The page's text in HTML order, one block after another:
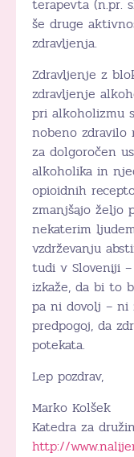
terapevta (n.pr.
še druge
zdravljenja.
Zdravljenje z
zdravljenje
pri alkoholizmu
nobeno zdravilo
za dolgoročen
alkoholika in
opioidnih
zmanjšajo željo
nekaterim
vzdrževanju
tudi v Sloveniji
izkaže, da bi to
pa ni dovolj – ni
predpogoj, da
potekata.
Lep pozdrav,
Marko Kolšek
Katedra za
http://